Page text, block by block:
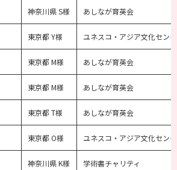
神奈川県 S様 あしなが育英会
東京都 Y様 ユネスコ・アジア文化セン
東京都 M様 あしなが育英会
東京都 M様 あしなが育英会
東京都 T様 あしなが育英会
東京都 O様 ユネスコ・アジア文化セン
神奈川県 K様 学術書チャリティ